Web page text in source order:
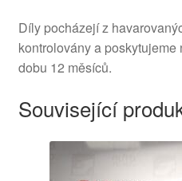
Díly pocházejí z
kontrolovány a
dobu 12 měsíců.
Související